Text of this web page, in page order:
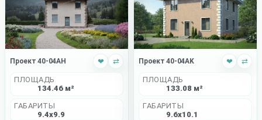
Проект 40-04AH ❤ ⇄
ПЛОЩАДЬ
134.46 м²
ГАБАРИТЫ
9.4x9.9
Проект 40-04AK ❤ ⇄
ПЛОЩАДЬ
133.08 м²
ГАБАРИТЫ
9.6x10.1